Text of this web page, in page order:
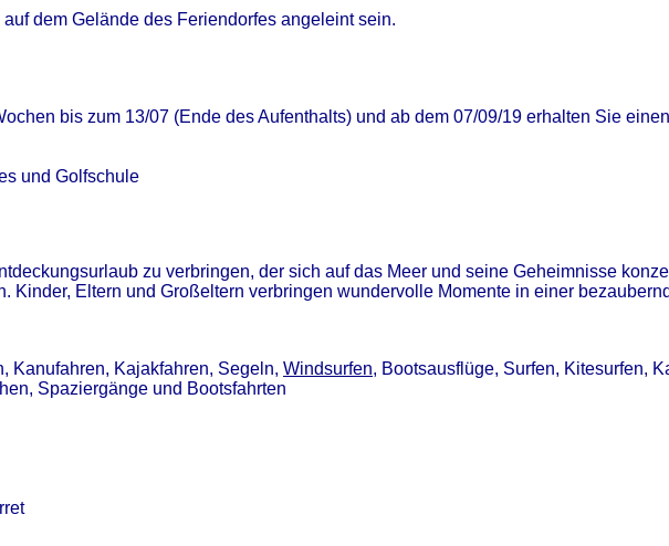
dem Gelände des Feriendorfes angeleint sein.
bis zum 13/07 (Ende des Aufenthalts) und ab dem 07/09/19 erhalten Sie
und Golfschule
zu verbringen, der sich auf das Meer und seine Geheimnisse
Kinder, Eltern und Großeltern verbringen wundervolle Momente in einer
Kanufahren, Kajakfahren, Segeln, Windsurfen, Bootsausflüge, Surfen, Kitesurfen,
Spaziergänge und Bootsfahrten